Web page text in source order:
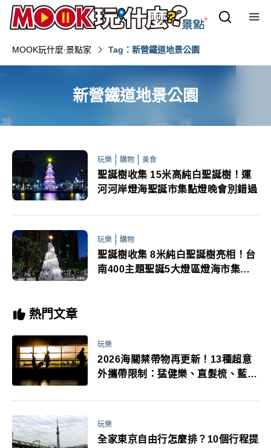
MOOK玩什麼‧景點家 Tag：新營鐵道地景公園
新營鐵道地景公園
玩樂 購物 美食
聖誕樹收集 15米高純白聖誕樹！運
河河岸燈海聖誕市集點燈晚會別錯過
玩樂 購物
聖誕樹收集 8米純白聖誕樹亮相！台
南400主題聖誕5大燈區燈海市集必
熱門文章
玩樂
2026海關禁帶物再更新！13種超意
外攜帶限制：猛健樂、直髮梳、藍牙
萬！注意事項一次看！
玩樂
全家東京自由行怎麼排？10個行程提